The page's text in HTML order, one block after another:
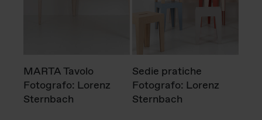
MARTA Tavolo
Fotografo: Lorenz
Sternbach
Sedie pratiche
Fotografo: Lorenz
Sternbach